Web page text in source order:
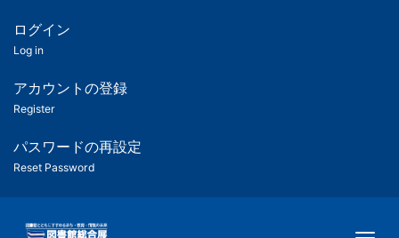
ツ
匿
名
ユ
ー
ー
ログイン
Log in
アカウントの登録
Register
パスワードの再設定
Reset Password